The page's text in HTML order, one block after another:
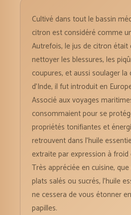
Cultivé dans tout le bassin
citron est considéré comme
Autrefois, le jus de citron était
nettoyer les blessures, les
coupures, et aussi soulager
d’Inde, il fut introduit en
Associé aux voyages
consommaient pour se
propriétés tonifiantes et
retrouvent dans l’huile
extraite par expression à froid
Très appréciée en cuisine,
plats salés ou sucrés, l’huile
ne cessera de vous étonner
papilles.